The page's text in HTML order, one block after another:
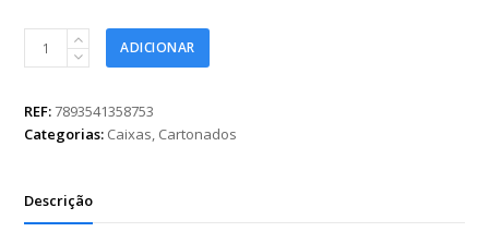
c/
Hot
1pç
Rosa
ADICIONAR
REF:7893541358753
Categorias: Caixas, Cartonados
Descrição